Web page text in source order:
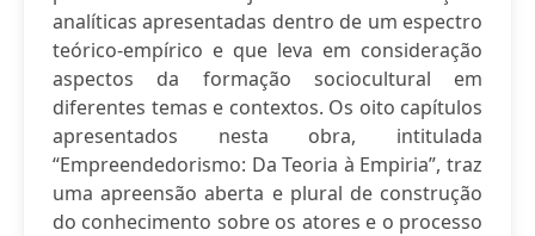
analíticas apresentadas dentro de um espectro
teórico-empírico e que leva em consideração
aspectos da formação sociocultural em
diferentes temas e contextos. Os oito capítulos
apresentados nesta obra, intitulada
“Empreendedorismo: Da Teoria à Empiria”, traz
uma apreensão aberta e plural de construção
do conhecimento sobre os atores e o processo